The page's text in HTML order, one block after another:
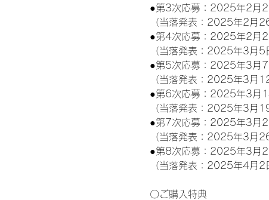
●第3次応募：2025年2月
（当落発表：2025年2月
●第4次応募：2025年2月
（当落発表：2025年3月5
●第5次応募：2025年3月
（当落発表：2025年3月
●第6次応募：2025年3月
（当落発表：2025年3月
●第7次応募：2025年3月
（当落発表：2025年3月
●第8次応募：2025年3月
（当落発表：2025年4月2
〇ご購入特典